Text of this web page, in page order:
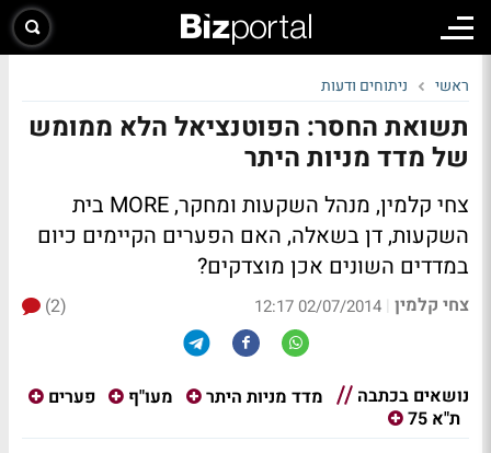
ראשי ניתוחים ודעות
תשואת החסר: הפוטנציאל הלא ממומש
של מדד מניות היתר
צחי קלמין, מנהל השקעות ומחקר, MORE בית
השקעות, דן בשאלה, האם הפערים הקיימים כיום
במדדים השונים אכן מוצדקים?
צחי קלמין |
02/07/2014 12:17
(2)
נושאים בכתבה מדד מניות היתר מעו"ף
פערים
ת"א 75